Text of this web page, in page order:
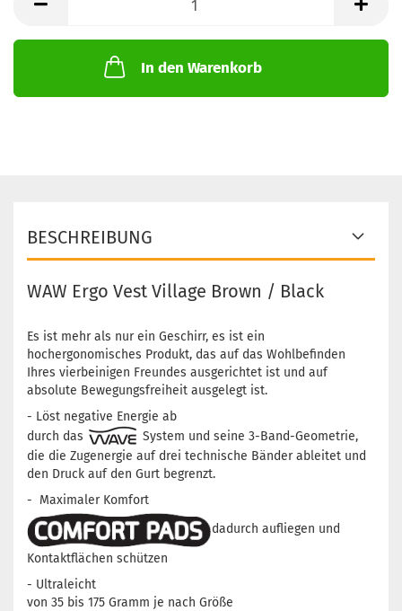
In den Warenkorb
BESCHREIBUNG
WAW Ergo Vest Village Brown / Black
Es ist mehr als nur ein Geschirr, es ist ein
hochergonomisches Produkt, das auf das Wohlbefinden
Ihres vierbeinigen Freundes ausgerichtet ist und auf
absolute Bewegungsfreiheit ausgelegt ist.
- Löst negative Energie ab
durch das
System und seine 3-Band-Geometrie,
die die Zugenergie auf drei technische Bänder ableitet und
den Druck auf den Gurt begrenzt.
- Maximaler Komfort
dadurch aufliegen und
Kontaktflächen schützen
- Ultraleicht
von 35 bis 175 Gramm je nach Größe